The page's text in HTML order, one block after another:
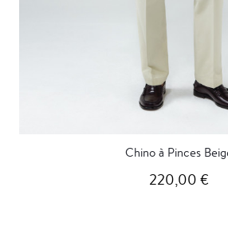
Chino à Pinces
220,00 €